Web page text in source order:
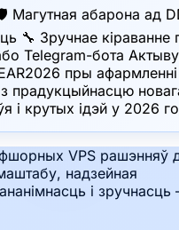
Магутная абарона ад
🔧 Зручнае кіраванне
Telegram-бота
пры
прадукцыйнасцю
і крутых ідэй у 2026
VPS рашэнняў
надзейная
і зручнасць